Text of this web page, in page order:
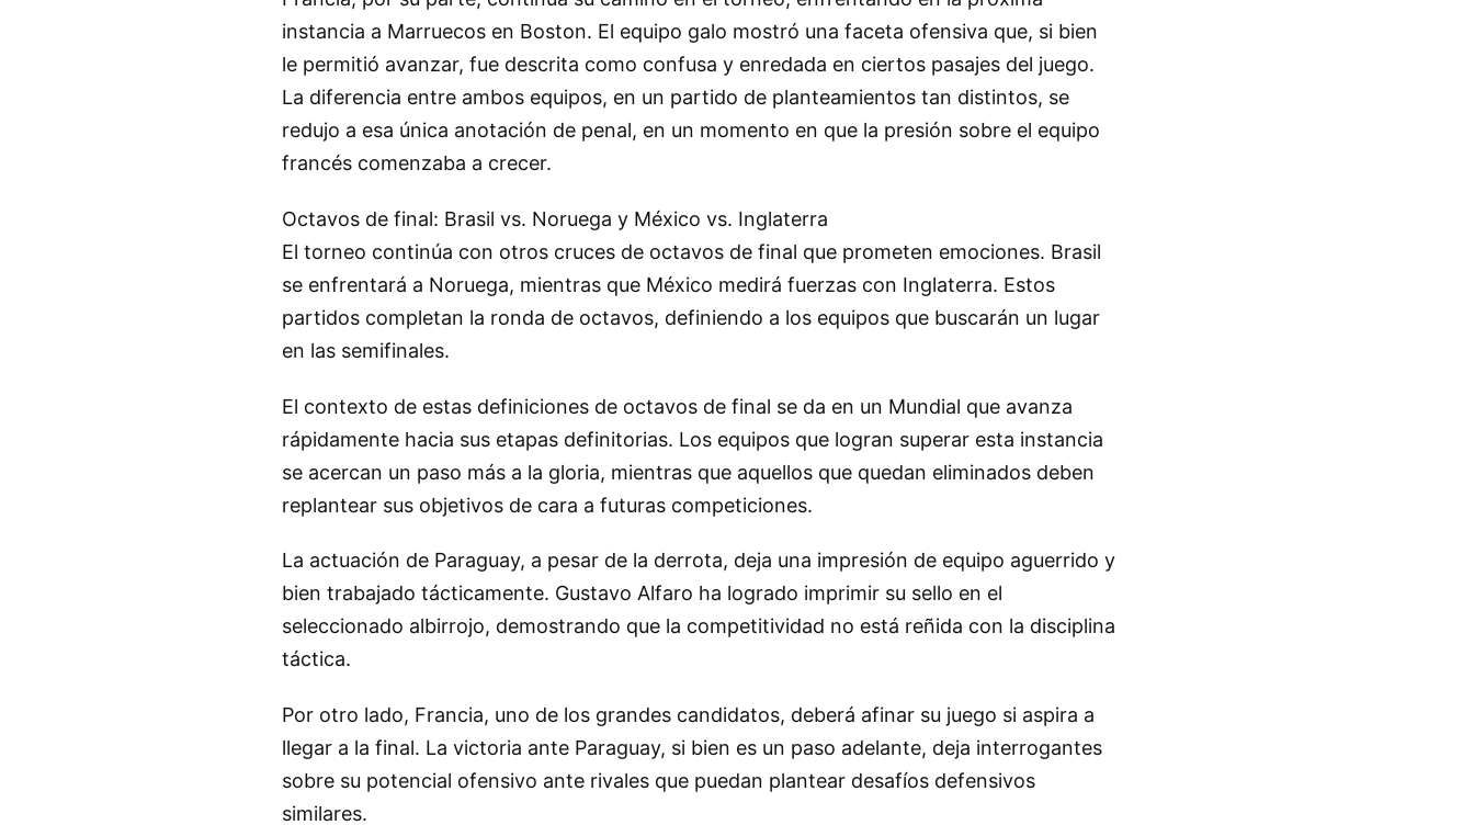
instancia a Marruecos en Boston. El equipo galo mostró una faceta ofensiva que, si bien
le permitió avanzar, fue descrita como confusa y enredada en ciertos pasajes del juego.
La diferencia entre ambos equipos, en un partido de planteamientos tan distintos, se
redujo a esa única anotación de penal, en un momento en que la presión sobre el equipo
francés comenzaba a crecer.
Octavos de final: Brasil vs. Noruega y México vs. Inglaterra
El torneo continúa con otros cruces de octavos de final que prometen emociones. Brasil
se enfrentará a Noruega, mientras que México medirá fuerzas con Inglaterra. Estos
partidos completan la ronda de octavos, definiendo a los equipos que buscarán un lugar
en las semifinales.
El contexto de estas definiciones de octavos de final se da en un Mundial que avanza
rápidamente hacia sus etapas definitorias. Los equipos que logran superar esta instancia
se acercan un paso más a la gloria, mientras que aquellos que quedan eliminados deben
replantear sus objetivos de cara a futuras competiciones.
La actuación de Paraguay, a pesar de la derrota, deja una impresión de equipo aguerrido y
bien trabajado tácticamente. Gustavo Alfaro ha logrado imprimir su sello en el
seleccionado albirrojo, demostrando que la competitividad no está reñida con la disciplina
táctica.
Por otro lado, Francia, uno de los grandes candidatos, deberá afinar su juego si aspira a
llegar a la final. La victoria ante Paraguay, si bien es un paso adelante, deja interrogantes
sobre su potencial ofensivo ante rivales que puedan plantear desafíos defensivos
similares.